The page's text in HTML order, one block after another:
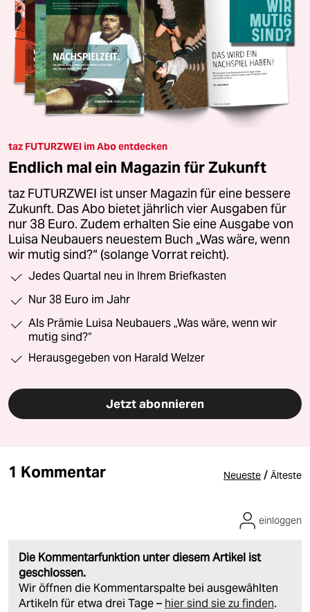
taz FUTURZWEI im Abo entdecken
Endlich mal ein Magazin für Zukunft
taz FUTURZWEI ist unser Magazin für eine bessere
Zukunft. Das Abo bietet jährlich vier Ausgaben für
nur 38 Euro. Zudem erhalten Sie eine Ausgabe von
Luisa Neubauers neuestem Buch „Was wäre, wenn
wir mutig sind?“ (solange Vorrat reicht).
Jedes Quartal neu in Ihrem Briefkasten
Nur 38 Euro im Jahr
Als Prämie Luisa Neubauers „Was wäre, wenn wir
mutig sind?“
Herausgegeben von Harald Welzer
Jetzt abonnieren
1 Kommentar Neueste / Älteste
Die Kommentarfunktion unter diesem Artikel ist
geschlossen.
Wir öffnen die Kommentarspalte bei ausgewählten
Artikeln für etwa drei Tage – hier sind sie zu finden.
einloggen